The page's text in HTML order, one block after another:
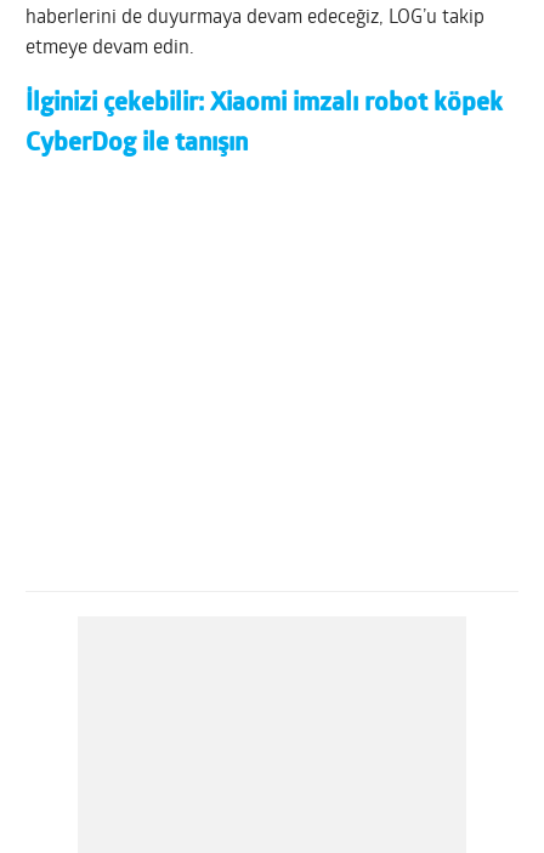
haberlerini de duyurmaya devam edeceğiz, LOG’u takip
etmeye devam edin.
İlginizi çekebilir:Xiaomi imzalı robot köpek
CyberDog ile tanışın